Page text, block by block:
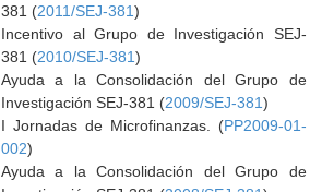
381 (2011/SEJ-381)
Incentivo al Grupo de Investigación SEJ-
381 (2010/SEJ-381)
Ayuda a la Consolidación del Grupo de
Investigación SEJ-381 (2009/SEJ-381)
I Jornadas de Microfinanzas. (PP2009-01-
002)
Ayuda a la Consolidación del Grupo de